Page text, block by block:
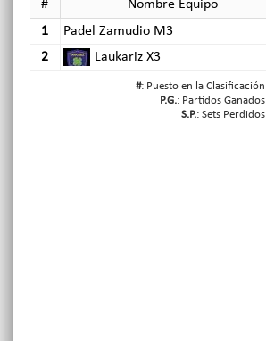
# Nombre Equipo
1
Padel Zamudio M3
2
Laukariz X3
#: Puesto en la Clasificación
P.G.: Partidos Ganados
S.P.: Sets Perdidos